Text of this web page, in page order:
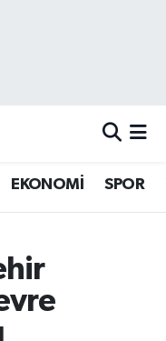
EKONOMİ SPOR